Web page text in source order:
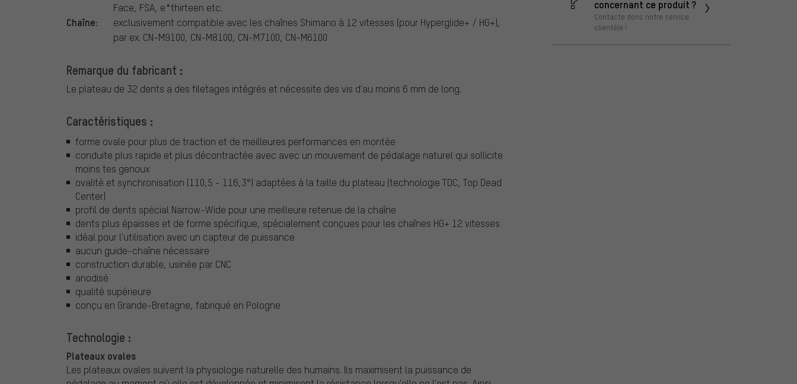
Face, FSA, e*thirteen etc.
Chaîne:
exclusivement compatible avec les chaînes Shimano à 12 vitesses (pour Hyperglide+ / HG+),
par ex. CN-M9100, CN-M8100, CN-M7100, CN-M6100
Remarque du fabricant :
Le plateau de 32 dents a des filetages intégrés et nécessite des vis d'au moins 6 mm de long.
Caractéristiques :
forme ovale pour plus de traction et de meilleures performances en montée
conduite plus rapide et plus décontractée avec avec un mouvement de pédalage naturel qui sollicite
moins tes genoux
ovalité et synchronisation (110,5 - 116,3°) adaptées à la taille du plateau (technologie TDC, Top Dead
Center)
profil de dents spécial Narrow-Wide pour une meilleure retenue de la chaîne
dents plus épaisses et de forme spécifique, spécialement conçues pour les chaînes HG+ 12 vitesses
idéal pour l'utilisation avec un capteur de puissance
aucun guide-chaîne nécessaire
construction durable, usinée par CNC
anodisé
qualité supérieure
conçu en Grande-Bretagne, fabriqué en Pologne
Technologie :
Plateaux ovales
Les plateaux ovales suivent la physiologie naturelle des humains. Ils maximisent la puissance de
concernant ce produit ?
Contacte donc notre service
clientèle !